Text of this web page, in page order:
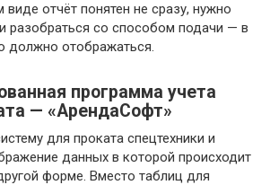
виде отчёт понятен не сразу, нужно
разобраться со способом подачи — в
должно отображаться.
программа учета
— «АрендаСофт»
для проката спецтехники и
данных в которой происходит
форме. Вместо таблиц для